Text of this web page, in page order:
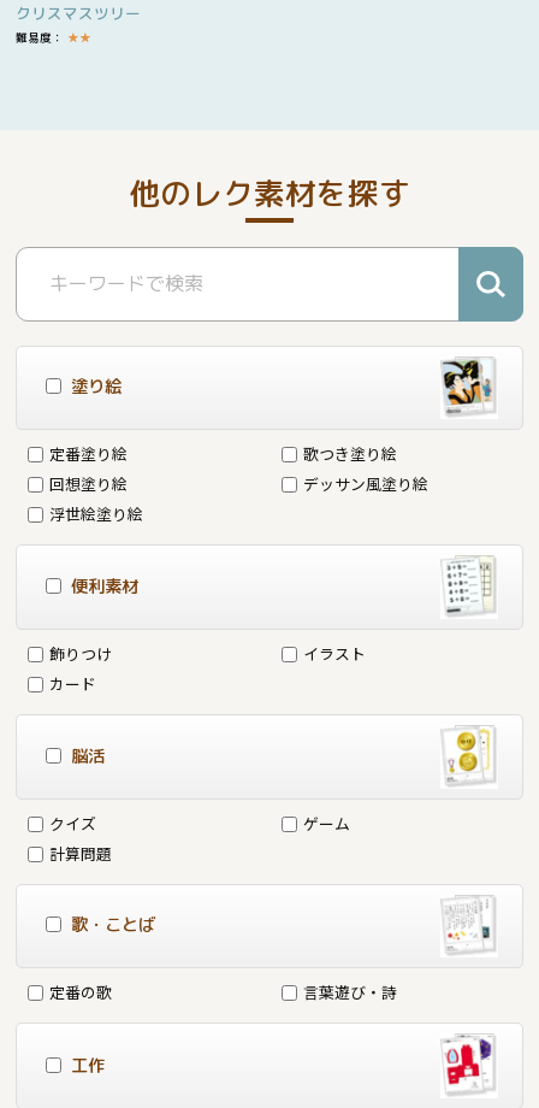
クリスマスツリー
難易度： ★★
他のレク素材を探す
塗り絵
定番塗り絵
歌つき塗り絵
回想塗り絵
デッサン風塗り絵
浮世絵塗り絵
便利素材
飾りつけ
イラスト
カード
脳活
クイズ
ゲーム
計算問題
歌・ことば
定番の歌 言葉遊び・詩
工作